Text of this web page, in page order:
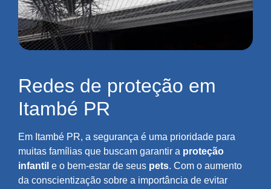
Redes de proteção em
Itambé PR
Em Itambé PR, a segurança é uma prioridade para
muitas famílias que buscam garantir a proteção
infantil e o bem-estar de seus pets. Com o aumento
da conscientização sobre a importância de evitar